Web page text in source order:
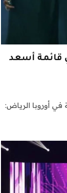
قائمة أسعد
في أوروبا الرياض: